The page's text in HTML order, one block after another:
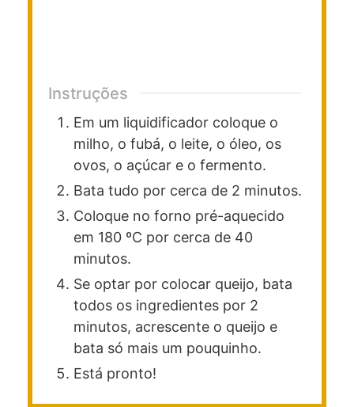
Instruções
Em um liquidificador coloque o
milho, o fubá, o leite, o óleo, os
ovos, o açúcar e o fermento.
Bata tudo por cerca de 2 minutos.
Coloque no forno pré-aquecido
em 180 ºC por cerca de 40
minutos.
Se optar por colocar queijo, bata
todos os ingredientes por 2
minutos, acrescente o queijo e
bata só mais um pouquinho.
Está pronto!